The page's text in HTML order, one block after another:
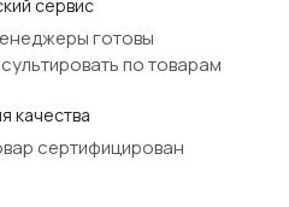
сервис
готовы
по товарам
качества
сертифицирован